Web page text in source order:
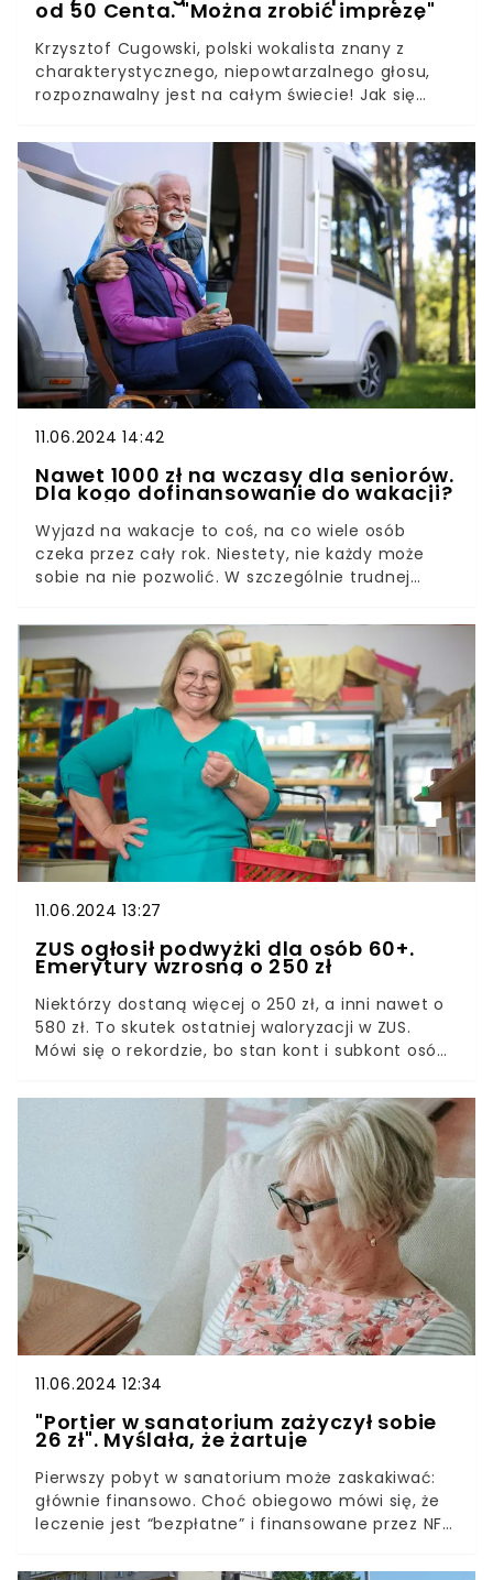
od 50 Centa. "Można zrobić imprezę"
Krzysztof Cugowski, polski wokalista znany z
charakterystycznego, niepowtarzalnego głosu,
rozpoznawalny jest na całym świecie! Jak się
popularny raper 50 cent, ktry zdecydował sie
wykorzystać w swoim kawałku fragment piosenki
Budki Suflera. Dzięki temu, nak połowa lat 80.
11.06.2024 14:42
Nawet 1000 zł na wczasy dla seniorów.
Dla kogo dofinansowanie do wakacji?
Wyjazd na wakacje to coś, na co wiele osób
czeka przez cały rok. Niestety, nie każdy może
sobie na nie pozwolić. W szczególnie trudnej
emeryturę i wydatki na leki, ledwo wiążą koniec z
końcem. Na szczęście dodatkowe pieniądze
czekają, a wymarzony relaks na plaży wcale nie
musi zostać wyłącznie marzeniem.
11.06.2024 13:27
ZUS ogłosił podwyżki dla osób 60+.
Emerytury wzrosną o 250 zł
Niektórzy dostaną więcej o 250 zł, a inni nawet o
580 zł. To skutek ostatniej waloryzacji w ZUS.
Mówi się o rekordzie, bo stan kont i subkont osób
porównania, rok temu było to 450 mld zł.
11.06.2024 12:34
"Portier w sanatorium zażyczył sobie
26 zł". Myślała, że żartuje
Pierwszy pobyt w sanatorium może zaskakiwać:
głównie finansowo. Choć obiegowo mówi się, że
leczenie jest “bezpłatne” i finansowane przez NFZ,
Przekonała się o tym pani Aneta, nasza